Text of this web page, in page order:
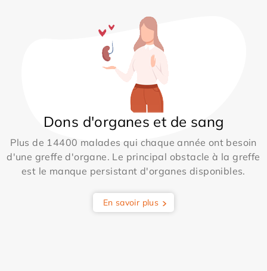
Dons d'organes et de sang
Plus de 14400 malades qui chaque année ont besoin
d'une greffe d'organe. Le principal obstacle à la greffe
est le manque persistant d'organes disponibles.
En savoir plus